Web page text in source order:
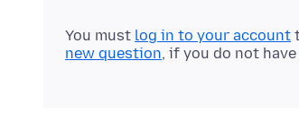
You must log in to your account
new question, if you do not